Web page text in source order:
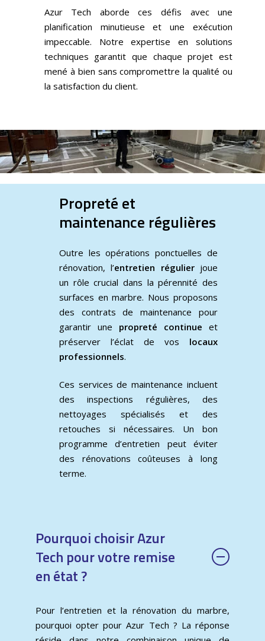
Azur Tech aborde ces défis avec une
planification minutieuse et une exécution
impeccable. Notre expertise en solutions
techniques garantit que chaque projet est
mené à bien sans compromettre la qualité ou
la satisfaction du client.
Propreté et
maintenance régulières
Outre les opérations ponctuelles de
rénovation, l’entretien régulierjoue
un rôle crucial dans la pérennité des
surfaces en marbre. Nous proposons
des contrats de maintenance pour
garantir une propreté continue et
préserver l’éclat de vos locaux
professionnels.
Ces services de maintenance incluent
des inspections régulières, des
nettoyages spécialisés et des
retouches si nécessaires. Un bon
programme d’entretien peut éviter
des rénovations coûteuses à long
terme.
Pourquoi choisir Azur
Tech pour votre remise
en état ?
Pour l’entretien et la rénovation du marbre,
pourquoi opter pour Azur Tech ? La réponse